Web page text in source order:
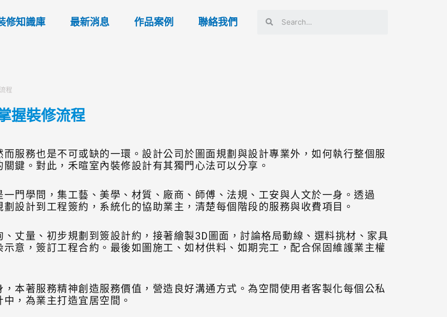
修知識庫 最新消息 作品案例 聯絡我們
程
握裝修流程
服務也是不可或缺的一環。設計公司於圖面規劃與設計專業外，如何執行整個服
鍵。對此，禾暄室內裝修設計有其獨門心法可以分享。
門學問，集工藝、美學、材質、廠商、師傅、法規、工安與人文於一身。透過
劃設計到工程簽約，系統化的協助業主，清楚每個階段的服務與收費項目。
丈量、初步規劃到簽設計約，接著繪製3D圖面，討論格局動線、選料挑材、家具
意，簽訂工程合約。最後如圖施工、如材供料、如期完工，配合保固維護業主權
本著服務精神創造服務價值，營造良好溝通方式。為空間使用者客製化每個公私
，為業主打造宜居空間。